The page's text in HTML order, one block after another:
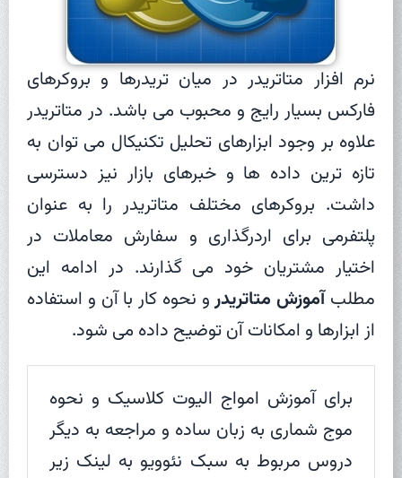
نرم افزار متاتریدر در میان تریدرها و بروکرهای
فارکس بسیار رایج و محبوب می باشد. در متاتریدر
علاوه بر وجود ابزارهای تحلیل تکنیکال می توان به
تازه ترین داده ها و خبرهای بازار نیز دسترسی
داشت. بروکرهای مختلف متاتریدر را به عنوان
پلتفرمی برای اردرگذاری و سفارش معاملات در
اختیار مشتریان خود می گذارند. در ادامه این
مطلبآموزش متاتریدرو نحوه کار با آن و استفاده
از ابزارها و امکانات آن توضیح داده می شود.
برای آموزش امواج الیوت کلاسیک و نحوه
موج شماری به زبان ساده و مراجعه به دیگر
دروس مربوط به سبک نئوویو به لینک زیر